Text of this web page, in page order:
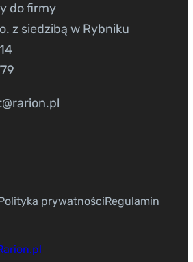
do firmy
z siedzibą w Rybniku
prywatnościRegulamin